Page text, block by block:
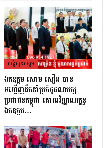
សន្តិសុខសង្គម
ឯកឧត្តម សោម សឿន បាន
អញ្ជើញដឹកនាំប្រតិភូគណបក្ស
ប្រជាជនកម្ពុជា គោរពវិញ្ញាណក្ខន្ធ
ឯកឧត្តម…